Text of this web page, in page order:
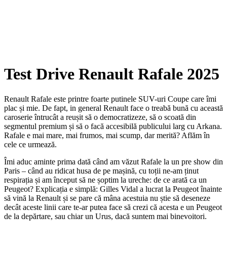
Test Drive Renault Rafale 2025
Renault Rafale este printre foarte putinele SUV-uri Coupe care îmi
plac și mie. De fapt, in general Renault face o treabă bună cu această
caroserie întrucât a reușit să o democratizeze, să o scoată din
segmentul premium și să o facă accesibilă publicului larg cu Arkana.
Rafale e mai mare, mai frumos, mai scump, dar merită? Aflăm în
cele ce urmează.
Îmi aduc aminte prima dată când am văzut Rafale la un pre show din
Paris – când au ridicat husa de pe mașină, cu toții ne-am ținut
respirația și am început să ne șoptim la ureche: de ce arată ca un
Peugeot? Explicația e simplă: Gilles Vidal a lucrat la Peugeot înainte
să vină la Renault și se pare că mâna acestuia nu știe să deseneze
decât aceste linii care te-ar putea face să crezi că acesta e un Peugeot
de la depărtare, sau chiar un Urus, dacă suntem mai binevoitori.